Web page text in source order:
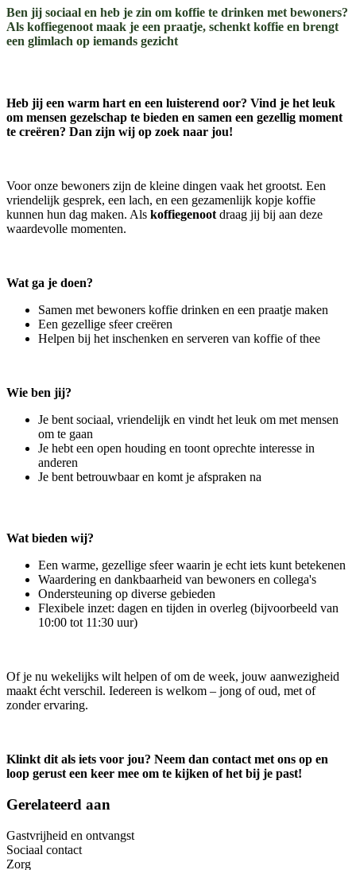
Ben jij sociaal en heb je zin om koffie te drinken met bewoners?
Als koffiegenoot maak je een praatje, schenkt koffie en brengt
een glimlach op iemands gezicht
Heb jij een warm hart en een luisterend oor? Vind je het leuk
om mensen gezelschap te bieden en samen een gezellig moment
te creëren? Dan zijn wij op zoek naar jou!
Voor onze bewoners zijn de kleine dingen vaak het grootst. Een
vriendelijk gesprek, een lach, en een gezamenlijk kopje koffie
kunnen hun dag maken. Als koffiegenoot draag jij bij aan deze
waardevolle momenten.
Wat ga je doen?
Samen met bewoners koffie drinken en een praatje maken
Een gezellige sfeer creëren
Helpen bij het inschenken en serveren van koffie of thee
Wie ben jij?
Je bent sociaal, vriendelijk en vindt het leuk om met mensen
om te gaan
Je hebt een open houding en toont oprechte interesse in
anderen
Je bent betrouwbaar en komt je afspraken na
Wat bieden wij?
Een warme, gezellige sfeer waarin je echt iets kunt betekenen
Waardering en dankbaarheid van bewoners en collega's
Ondersteuning op diverse gebieden
Flexibele inzet: dagen en tijden in overleg (bijvoorbeeld van
10:00 tot 11:30 uur)
Of je nu wekelijks wilt helpen of om de week, jouw aanwezigheid
maakt écht verschil. Iedereen is welkom – jong of oud, met of
zonder ervaring.
Klinkt dit als iets voor jou? Neem dan contact met ons op en
loop gerust een keer mee om te kijken of het bij je past!
Gerelateerd aan
Gastvrijheid en ontvangst
Sociaal contact
Zorg